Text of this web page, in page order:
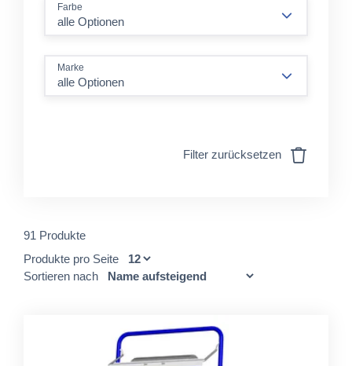
Farbe
alle Optionen
Marke
alle Optionen
Filter zurücksetzen
91 Produkte
Produkte pro Seite
Sortieren nach